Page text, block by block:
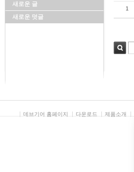
새로운 글
새로운 덧글
1
데브기어 홈페이지 다운로드 제품소개